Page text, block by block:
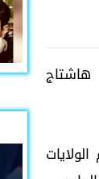
عصر الإثنين 16 يونيو / حزيران 2025م، هاشتاج